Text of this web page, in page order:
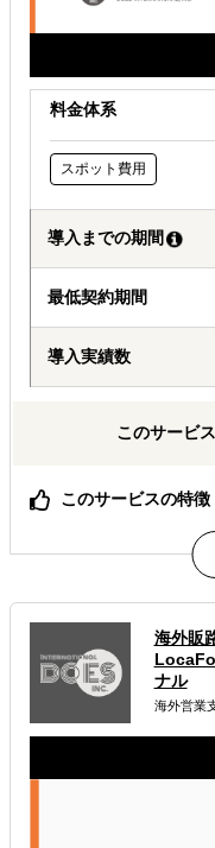
海外におけるリスク・コ
料金体系
スポット費用
導入までの期間
最低契約期間
導入実績数
このサービ
このサービスの特徴
何のために何を調
す。
30万円から3段階。
AIでは辿り着けな
属するジャンル
海外進出総合支援
海外販
ナル
海外営業